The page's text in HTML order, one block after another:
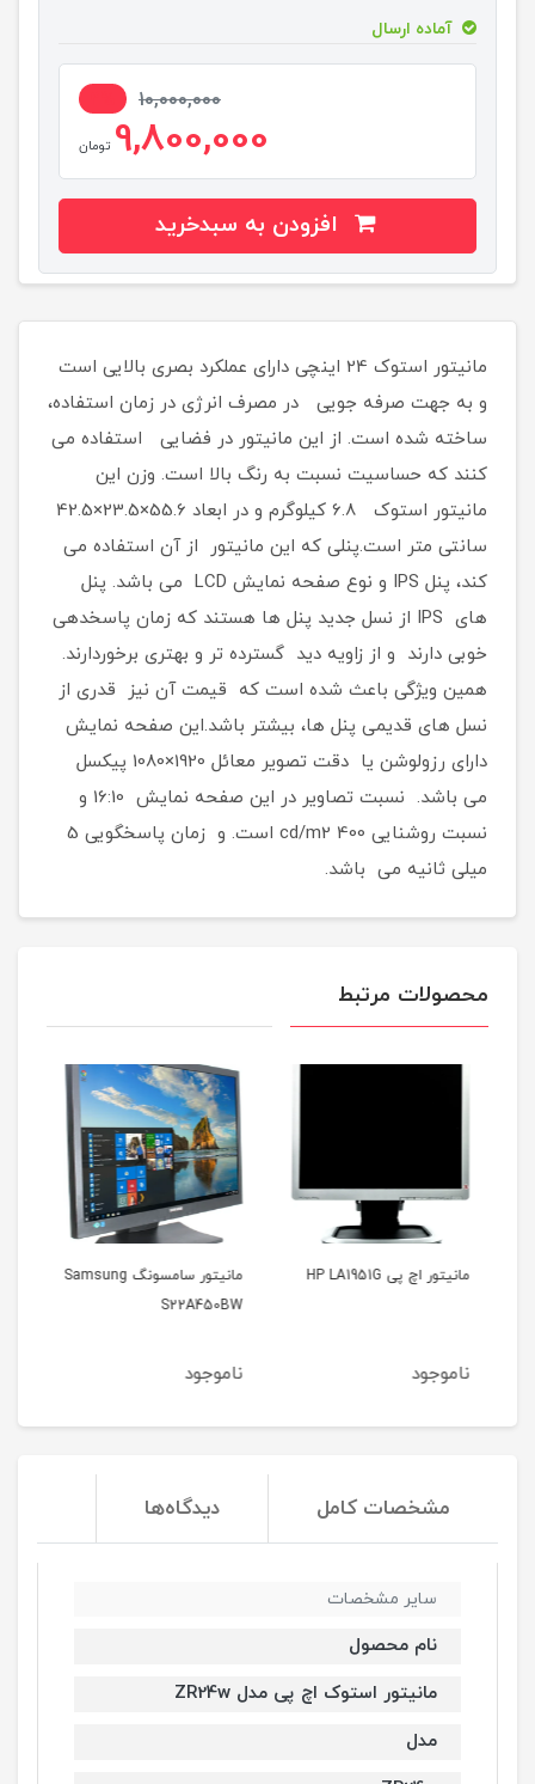
آماده ارسال
10,000,000
9,800,000 تومان
مانیتور استوک 24 اینچی دارای عملکرد بصری بالایی است
و به جهت صرفه جویی در مصرف انرژی در زمان استفاده،
ساخته شده است. از این مانیتور در فضایی استفاده می
کنند که حساسیت نسبت به رنگ بالا است. وزن این
مانیتور استوک 6.8 کیلوگرم و در ابعاد 55.6×23.5×42.5
سانتی متر است.پنلی که این مانیتور از آن استفاده می
کند، پنل IPS و نوع صفحه نمایش LCD می باشد. پنل
های IPS از نسل جدید پنل ها هستند که زمان پاسخدهی
خوبی دارند و از زاویه دید گسترده تر و بهتری برخوردارند.
همین ویژگی باعث شده است که قیمت آن نیز قدری از
نسل های قدیمی پنل ها، بیشتر باشد.این صفحه نمایش
دارای رزولوشن یا دقت تصویر معائل 1920×1080 پیکسل
می باشد. نسبت تصاویر در این صفحه نمایش 16:10 و
نسبت روشنایی 400 cd/m2 است. و زمان پاسخگویی 5
میلی ثانیه می باشد.
محصولات مرتبط
مانیتور اچ پی HP LA1951G
ناموجود
مانیتور سامسونگ Samsung
S22A450BW
ناموجود
مشخصات کامل دیدگاه‌ها
سایر مشخصات
نام محصول
مانیتور استوک اچ پی مدل ZR24w
مدل